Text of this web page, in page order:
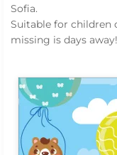
Sofia.
Suitable for children
missing is days